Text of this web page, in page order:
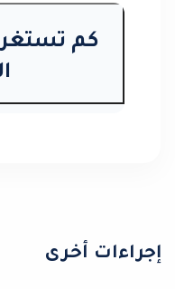
إجراءات أخرى